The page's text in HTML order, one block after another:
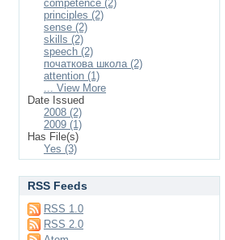
competence (2)
principles (2)
sense (2)
skills (2)
speech (2)
початкова школа (2)
attention (1)
... View More
Date Issued
2008 (2)
2009 (1)
Has File(s)
Yes (3)
RSS Feeds
RSS 1.0
RSS 2.0